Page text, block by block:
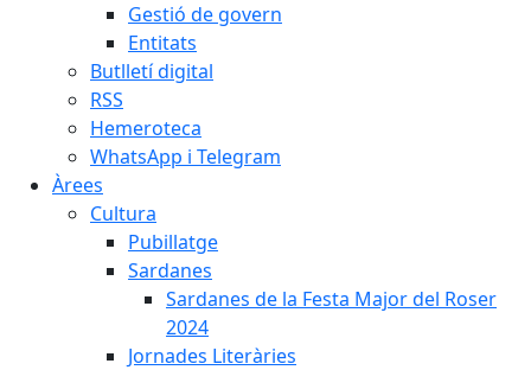
Gestió de govern
Entitats
Butlletí digital
RSS
Hemeroteca
WhatsApp i Telegram
Àrees
Cultura
Pubillatge
Sardanes
Sardanes de la Festa Major del Roser
2024
Jornades Literàries